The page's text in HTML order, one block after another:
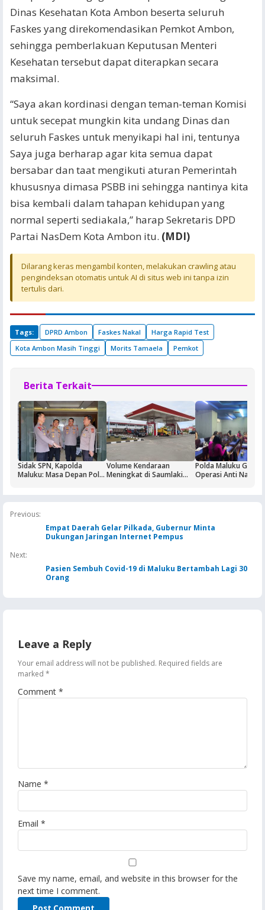
Dinas Kesehatan Kota Ambon beserta seluruh
Faskes yang direkomendasikan Pemkot Ambon,
sehingga pemberlakuan Keputusan Menteri
Kesehatan tersebut dapat diterapkan secara
maksimal.
“Saya akan kordinasi dengan teman-teman Komisi
untuk secepat mungkin kita undang Dinas dan
seluruh Faskes untuk menyikapi hal ini, tentunya
Saya juga berharap agar kita semua dapat
bersabar dan taat mengikuti aturan Pemerintah
khususnya dimasa PSBB ini sehingga nantinya kita
bisa kembali dalam tahapan kehidupan yang
normal seperti sediakala,” harap Sekretaris DPD
Partai NasDem Kota Ambon itu. (MDI)
Dilarang keras mengambil konten, melakukan crawling atau
pengindeksan otomatis untuk AI di situs web ini tanpa izin
tertulis dari.
Tags: DPRD Ambon Faskes Nakal
Harga Rapid Test
Kota Ambon Masih Tinggi
Morits Tamaela Pemkot
Berita Terkait
Sidak SPN, Kapolda
Maluku: Masa Depan Polri
Volume Kendaraan
Meningkat di Saumlaki
Polda Maluku Gelar
Operasi Anti
Previous:
Empat Daerah Gelar Pilkada, Gubernur Minta
Dukungan Jaringan Internet Pempus
Next:
Pasien Sembuh Covid-19 di Maluku Bertambah Lagi 30
Orang
Leave a Reply
Your email address will not be published. Required fields are
marked *
Comment *
Name *
Email *
Save my name, email, and website in this browser for the
next time I comment.